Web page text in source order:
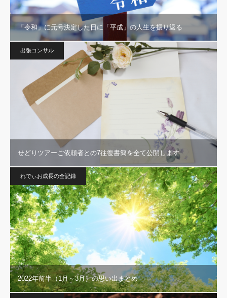
「令和」に元号決定した日に「平成」の人生を振り返る
出張コンサル
せどりツアーご依頼者との7往復書簡を全て公開します
れでぃお成長の全記録
2022年前半（1月～3月）の思い出まとめ